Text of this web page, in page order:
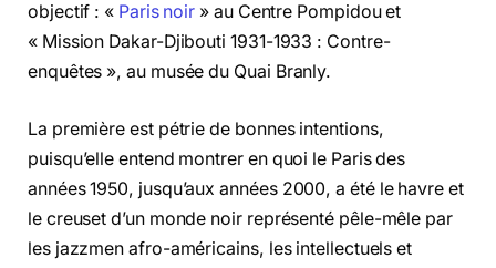
objectif : « Paris noir » au Centre Pompidou et
« Mission Dakar-Djibouti 1931-1933 : Contre-
enquêtes », au musée du Quai Branly.
La première est pétrie de bonnes intentions,
puisqu’elle entend montrer en quoi le Paris des
années 1950, jusqu’aux années 2000, a été le havre et
le creuset d’un monde noir représenté pêle-mêle par
les jazzmen afro-américains, les intellectuels et